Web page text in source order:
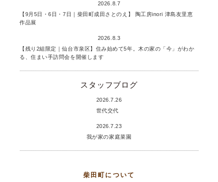
2026.8.7
【9月5日・6日・7日｜柴田町成田さとのえ】 陶工房inori 津島友里恵
作品展
2026.8.3
【残り2組限定｜仙台市泉区】住み始めて5年。木の家の「今」がわか
る、住まい手訪問会を開催します
スタッフブログ
2026.7.26
世代交代
2026.7.23
我が家の家庭菜園
柴田町について